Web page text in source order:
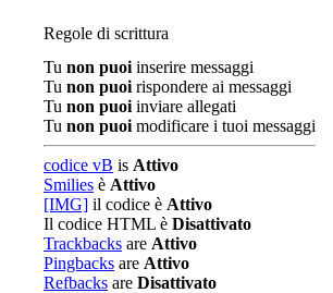
Regole di scrittura
Tu non puoi inserire messaggi
Tu non puoi rispondere ai messaggi
Tu non puoi inviare allegati
Tu non puoi modificare i tuoi messaggi
codice vB is Attivo
Smilies è Attivo
[IMG] il codice è Attivo
Il codice HTML è Disattivato
Trackbacks are Attivo
Pingbacks are Attivo
Refbacks are Disattivato